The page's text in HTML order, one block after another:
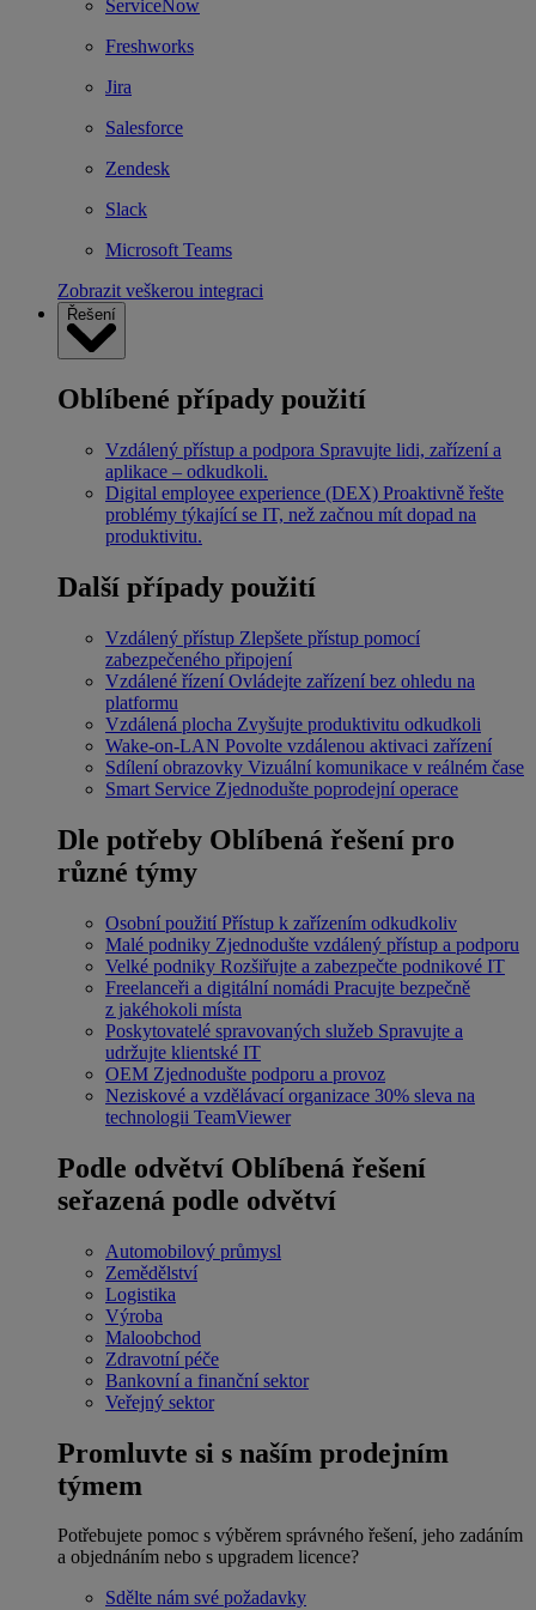
ServiceNow
Freshworks
Jira
Salesforce
Zendesk
Slack
Microsoft Teams
Zobrazit veškerou integraci
Řešení
Oblíbené případy použití
Vzdálený přístup a podpora Spravujte lidi, zařízení a
aplikace – odkudkoli.
Digital employee experience (DEX) Proaktivně řešte
problémy týkající se IT, než začnou mít dopad na
produktivitu.
Další případy použití
Vzdálený přístup Zlepšete přístup pomocí
zabezpečeného připojení
Vzdálené řízení Ovládejte zařízení bez ohledu na
platformu
Vzdálená plocha Zvyšujte produktivitu odkudkoli
Wake-on-LAN Povolte vzdálenou aktivaci zařízení
Sdílení obrazovky Vizuální komunikace v reálném čase
Smart Service Zjednodušte poprodejní operace
Dle potřeby Oblíbená řešení pro
různé týmy
Osobní použití Přístup k zařízením odkudkoliv
Malé podniky Zjednodušte vzdálený přístup a podporu
Velké podniky Rozšiřujte a zabezpečte podnikové IT
Freelanceři a digitální nomádi Pracujte bezpečně
z jakéhokoli místa
Poskytovatelé spravovaných služeb Spravujte a
udržujte klientské IT
OEM Zjednodušte podporu a provoz
Neziskové a vzdělávací organizace 30% sleva na
technologii TeamViewer
Podle odvětví Oblíbená řešení
seřazená podle odvětví
Automobilový průmysl
Zemědělství
Logistika
Výroba
Maloobchod
Zdravotní péče
Bankovní a finanční sektor
Veřejný sektor
Promluvte si s naším prodejním
týmem
Potřebujete pomoc s výběrem správného řešení, jeho zadáním
a objednáním nebo s upgradem licence?
Sdělte nám své požadavky